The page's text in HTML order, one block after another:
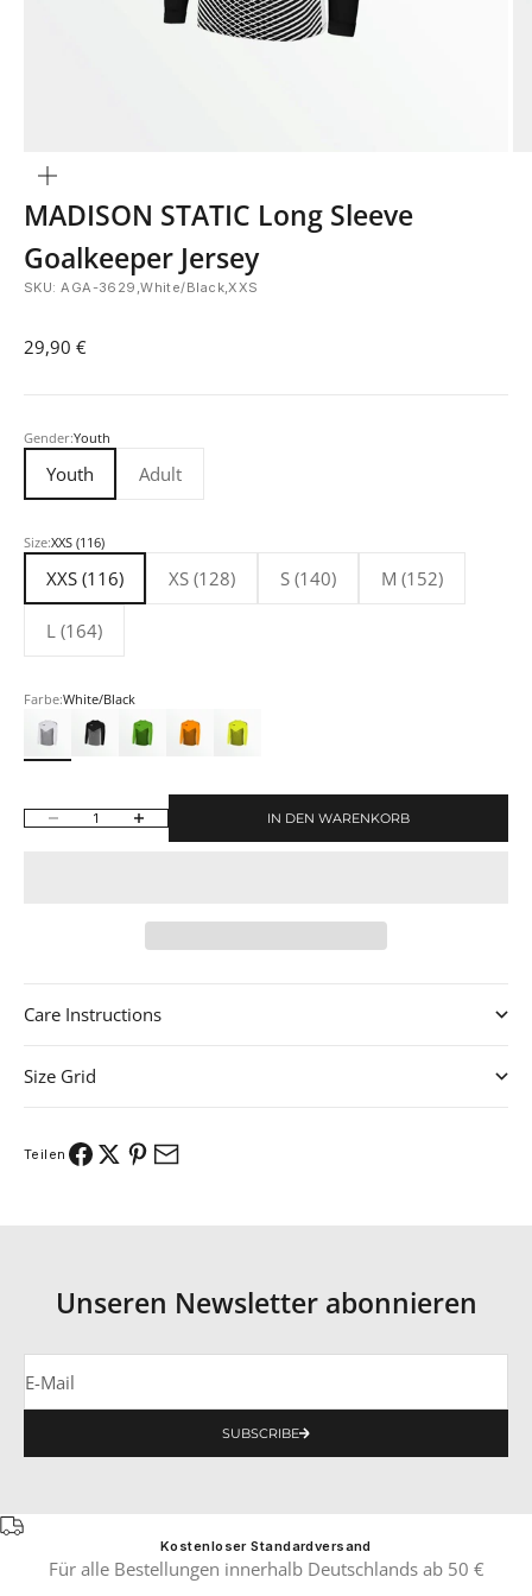
MADISON STATIC Long Sleeve
Goalkeeper Jersey
SKU: AGA-3629,White/Black,XXS
Angebot
29,90 €
Gender:Youth
Youth Adult
Size:XXS (116)
XXS (116) XS (128) S (140) M (152)
L (164)
Farbe:White/Black
White/BlackBlack/WhitePower Green/Black
Neon Orange/Black
Neon Yellow/Black
Anzahl verringernAnzahl erhöhen IN DEN WARENKORB
Care Instructions
Size Grid
Teilen
Unseren Newsletter abonnieren
E-Mail
SUBSCRIBE
Kostenloser Standardversand
Für alle Bestellungen innerhalb Deutschlands ab 50 €